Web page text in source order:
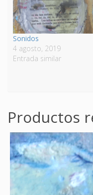
Sonidos
4 agosto, 2019
Entrada similar
Productos